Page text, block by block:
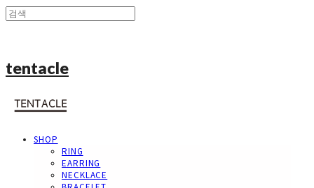
tentacle
SHOP
RING
EARRING
NECKLACE